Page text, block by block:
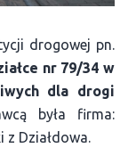
drogowej pn.
nr 79/34 w
dla drogi
była firma:
z Działdowa.